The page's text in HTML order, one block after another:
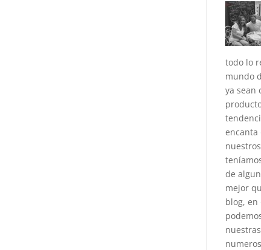
todo lo
mundo
ya sean
encanta
de
mejor
blog, en